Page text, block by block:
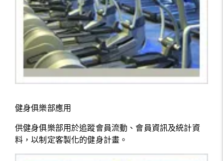
健身俱樂部應用
供健身俱樂部用於追蹤會員流動、會員資訊及統計資
料，以制定客製化的健身計畫。